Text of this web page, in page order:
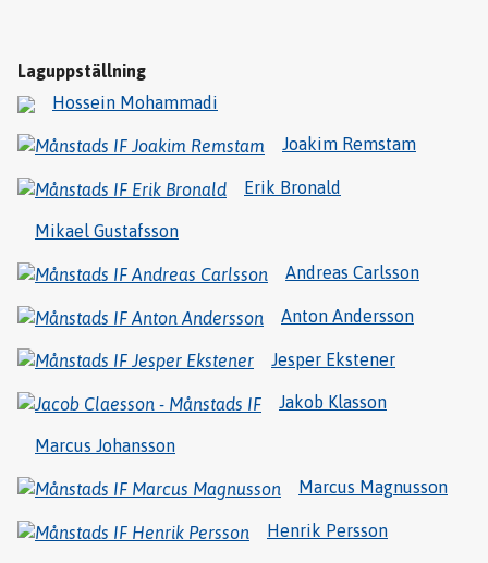
Laguppställning
Hossein Mohammadi
Joakim Remstam
Erik Bronald
Mikael Gustafsson
Andreas Carlsson
Anton Andersson
Jesper Ekstener
Jakob Klasson
Marcus Johansson
Marcus Magnusson
Henrik Persson